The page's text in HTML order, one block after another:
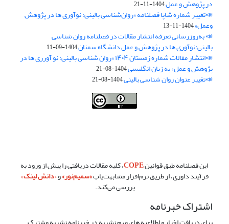
در پژوهش و عمل1404-11-21
📣تغییر شماره شاپا فصلنامه «روان‌شناسی بالینی: نوآوری ها در پژوهش
وعمل»1404-11-13
📣 به‌روزرسانی تعرفه انتشار مقالات در فصلنامه روان شناسی
بالینی:نوآوری ها در پژوهش و عمل دانشگاه سمنان1404-09-11
📣انتشار مقالات شماره زمستان ۱۴۰۴ «روان شناسی بالینی: نو آورری ها در
پژوهش و عمل» به زبان انگلیسی1404-08-21
📣تغییر عنوان روان شناسی بالینی1404-08-21
این فصلنامه طبق قوانینCOPE، کلیه مقالات دریافتی را پیش از ورود به
فرآیند داوری، از طریق نرم‌افزار مشابهت‌یاب«سمیم‌نور»و«دانش لینک»
بررسی می‌کند.
اشتراک خبرنامه